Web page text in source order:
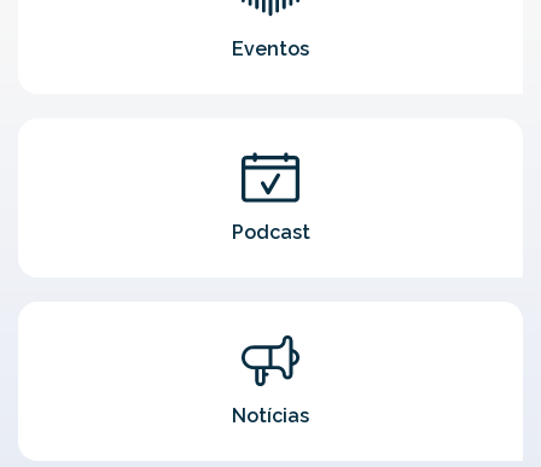
Eventos
Podcast
Notícias